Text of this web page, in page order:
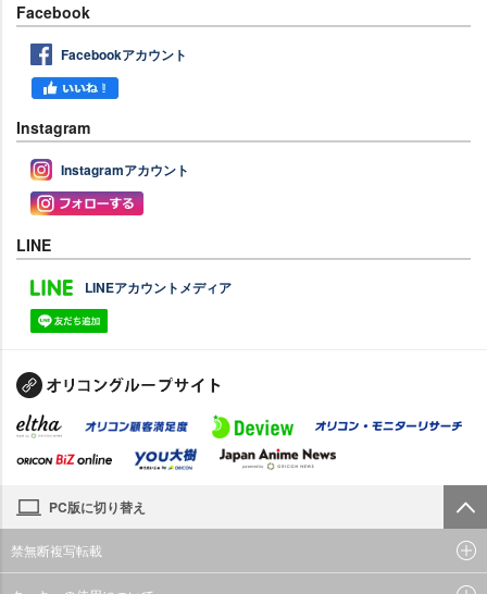
Facebook
Facebookアカウント
Instagram
Instagramアカウント
LINE
LINEアカウントメディア
PC版に切り替え
禁無断複写転載